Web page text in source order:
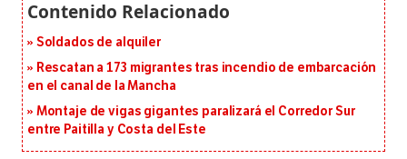
Soldados de alquiler
Rescatan a 173 migrantes tras incendio de embarcación
en el canal de la Mancha
Montaje de vigas gigantes paralizará el Corredor Sur
entre Paitilla y Costa del Este